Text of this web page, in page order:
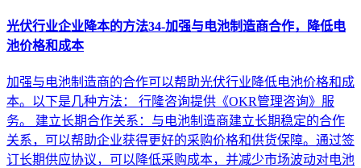
光伏行业企业降本的方法34-加强与电池制造商合作，降低电
池价格和成本
加强与电池制造商的合作可以帮助光伏行业降低电池价格和成
本。以下是几种方法： 行隆咨询提供《OKR管理咨询》服
务。 建立长期合作关系：与电池制造商建立长期稳定的合作
关系，可以帮助企业获得更好的采购价格和供货保障。通过签
订长期供应协议，可以降低采购成本，并减少市场波动对电池